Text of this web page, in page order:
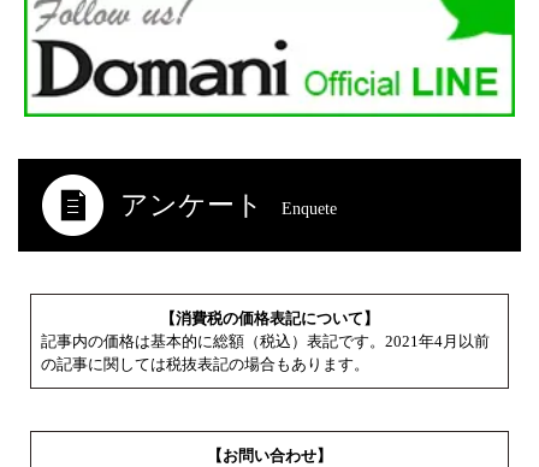
アンケート Enquete
【消費税の価格表記について】
記事内の価格は基本的に総額（税込）表記です。2021年4月以前
の記事に関しては税抜表記の場合もあります。
【お問い合わせ】